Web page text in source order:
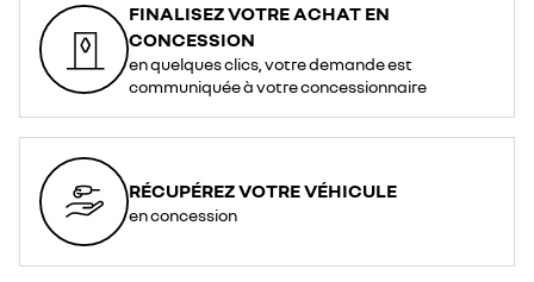
FINALISEZ VOTRE ACHAT EN
CONCESSION
en quelques clics, votre demande est
communiquée à votre concessionnaire
RÉCUPÉREZ VOTRE VÉHICULE
en concession